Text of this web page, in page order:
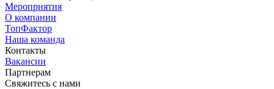
Мероприятия
О компании
ТопФактор
Наша команда
Контакты
Вакансии
Партнерам
Свяжитесь с нами